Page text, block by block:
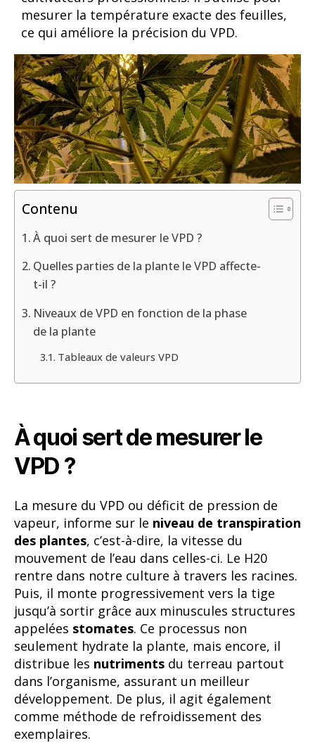
mesurer la température exacte des feuilles,
ce qui améliore la précision du VPD.
Contenu
À quoi sert de mesurer le VPD ?
Quelles parties de la plante le VPD affecte-
t-il ?
Niveaux de VPD en fonction de la phase
de la plante
Tableaux de valeurs VPD
À quoi sert de mesurer le
VPD ?
La mesure du VPD ou déficit de pression de
vapeur, informe sur le niveau de transpiration
des plantes, c’est-à-dire, la vitesse du
mouvement de l’eau dans celles-ci. Le H20
rentre dans notre culture à travers les racines.
Puis, il monte progressivement vers la tige
jusqu’à sortir grâce aux minuscules structures
appelées stomates. Ce processus non
seulement hydrate la plante, mais encore, il
distribue les nutriments du terreau partout
dans l’organisme, assurant un meilleur
développement. De plus, il agit également
comme méthode de refroidissement des
exemplaires.